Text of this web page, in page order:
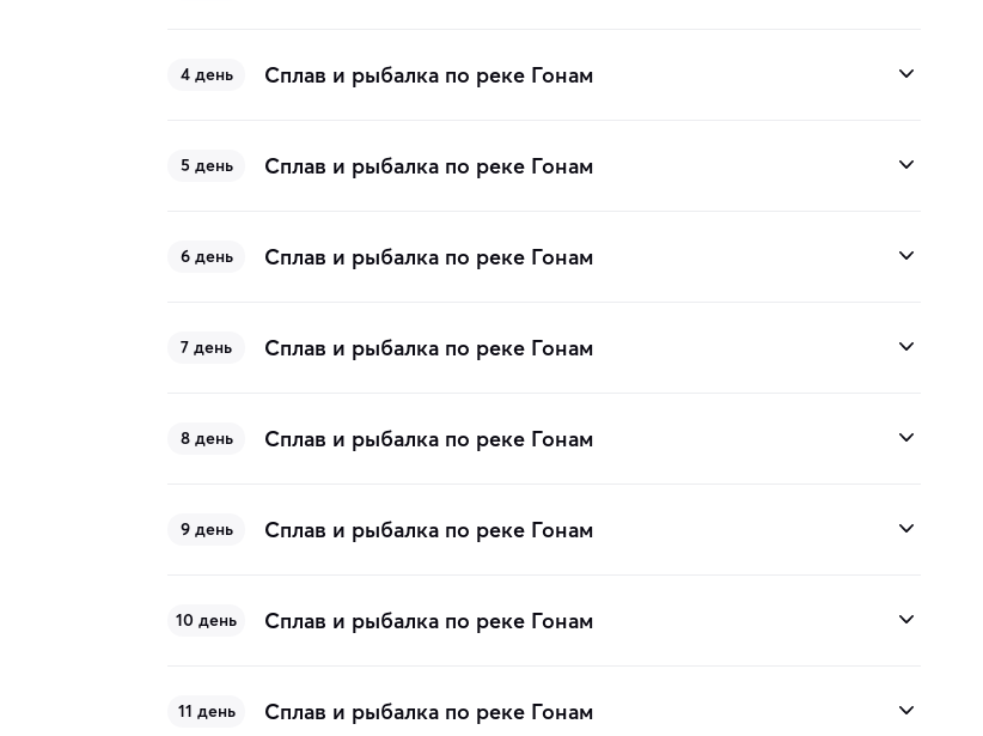
4 день Сплав и рыбалка по реке Гонам
5 день Сплав и рыбалка по реке Гонам
6 день Сплав и рыбалка по реке Гонам
7 день Сплав и рыбалка по реке Гонам
8 день Сплав и рыбалка по реке Гонам
9 день Сплав и рыбалка по реке Гонам
10 день Сплав и рыбалка по реке Гонам
11 день Сплав и рыбалка по реке Гонам